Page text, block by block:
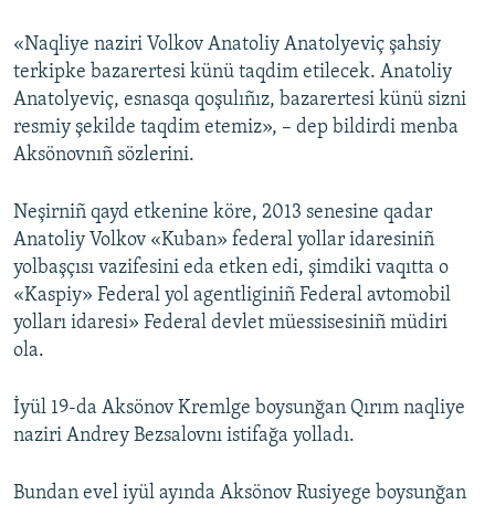
RFE/RS bütün saytları
«Naqliye naziri Volkov Anatoliy Anatolyeviç şahsiy
terkipke bazarertesi künü taqdim etilecek. Anatoliy
Anatolyeviç, esnasqa qoşulıñız, bazarertesi künü sizni
resmiy şekilde taqdim etemiz», – dep bildirdi menba
Aksönovnıñ sözlerini.
Neşirniñ qayd etkenine köre, 2013 senesine qadar
Anatoliy Volkov «Kuban» federal yollar idaresiniñ
yolbaşçısı vazifesini eda etken edi, şimdiki vaqıtta o
«Kaspiy» Federal yol agentliginiñ Federal avtomobil
yolları idaresi» Federal devlet müessisesiniñ müdiri
ola.
İyül 19-da Aksönov Kremlge boysunğan Qırım naqliye
naziri Andrey Bezsalovnı istifağa yolladı.
Bundan evel iyül ayında Aksönov Rusiyege boysunğan